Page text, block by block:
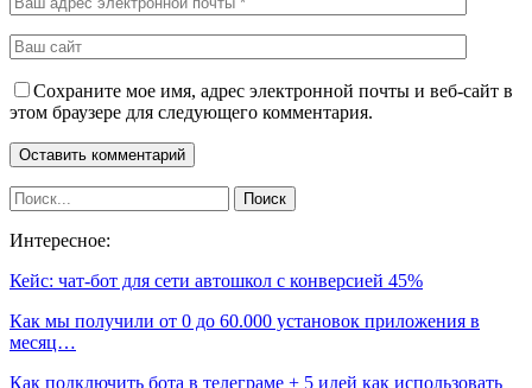
Сохраните мое имя, адрес электронной почты и веб-сайт в
этом браузере для следующего комментария.
Интересное:
Кейс: чат-бот для сети автошкол с конверсией 45%
Как мы получили от 0 до 60.000 установок приложения в
месяц…
Как подключить бота в телеграме + 5 идей как использовать